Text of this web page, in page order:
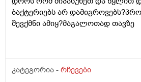
ექიმის დანიშნულებას ვენდო ის
არაა თან დიდათ რომ ვაკვირდები
მხრივ და ვერ ვენდობი და ხომ
სარისკოა?მის კარდიოლოგა ვერ
ბაქტერიებს არ
შევქმნი ამიყ?მაგალოთად თავზე
კატეგორია - რჩევები